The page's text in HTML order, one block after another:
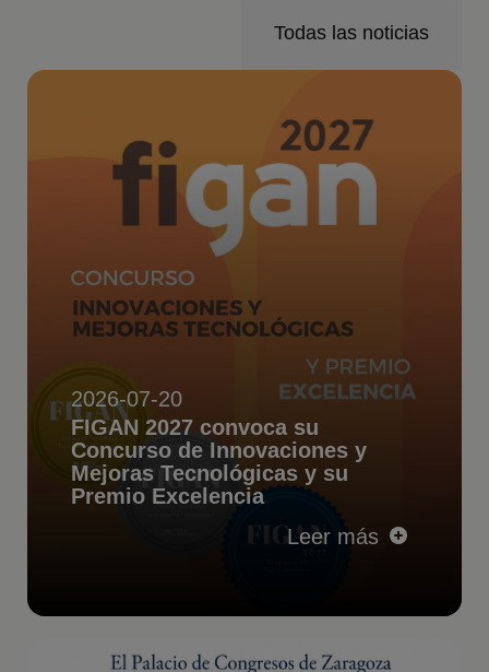
Todas las noticias
2026-07-20
FIGAN 2027 convoca su
Concurso de Innovaciones y
Mejoras Tecnológicas y su
Premio Excelencia
Leer más